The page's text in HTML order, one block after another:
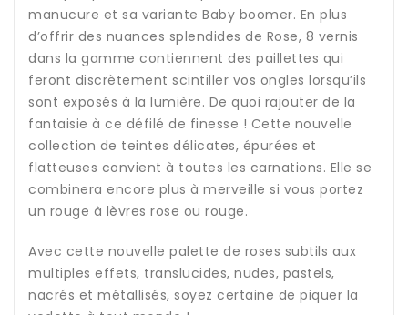
manucure et sa variante Baby boomer. En plus
d’offrir des nuances splendides de Rose, 8 vernis
dans la gamme contiennent des paillettes qui
feront discrètement scintiller vos ongles lorsqu’ils
sont exposés à la lumière. De quoi rajouter de la
fantaisie à ce défilé de finesse ! Cette nouvelle
collection de teintes délicates, épurées et
flatteuses convient à toutes les carnations. Elle se
combinera encore plus à merveille si vous portez
un rouge à lèvres rose ou rouge.
Avec cette nouvelle palette de roses subtils aux
multiples effets, translucides, nudes, pastels,
nacrés et métallisés, soyez certaine de piquer la